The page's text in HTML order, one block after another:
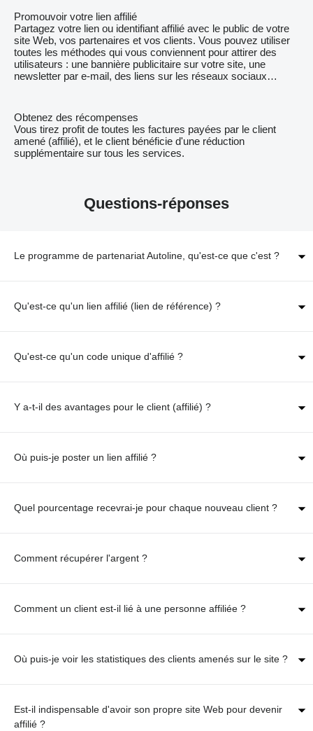
Promouvoir votre lien affilié
Partagez votre lien ou identifiant affilié avec le public de votre
site Web, vos partenaires et vos clients. Vous pouvez utiliser
toutes les méthodes qui vous conviennent pour attirer des
utilisateurs : une bannière publicitaire sur votre site, une
newsletter par e-mail, des liens sur les réseaux sociaux…
Obtenez des récompenses
Vous tirez profit de toutes les factures payées par le client
amené (affilié), et le client bénéficie d'une réduction
supplémentaire sur tous les services.
Questions-réponses
Le programme de partenariat Autoline, qu'est-ce que c'est ?
Qu'est-ce qu'un lien affilié (lien de référence) ?
Qu'est-ce qu'un code unique d'affilié ?
Y a-t-il des avantages pour le client (affilié) ?
Où puis-je poster un lien affilié ?
Quel pourcentage recevrai-je pour chaque nouveau client ?
Comment récupérer l'argent ?
Comment un client est-il lié à une personne affiliée ?
Où puis-je voir les statistiques des clients amenés sur le site ?
Est-il indispensable d'avoir son propre site Web pour devenir
affilié ?